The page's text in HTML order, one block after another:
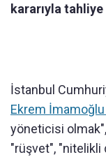
kararıyla
İstanbul
Ekrem İmamoğlu
yöneticisi
"rüşvet", "nitelikli